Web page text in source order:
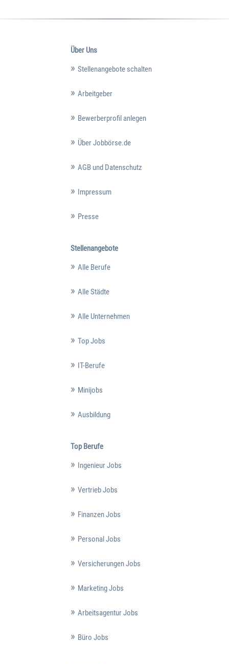
Über Uns
Stellenangebote schalten
Arbeitgeber
Bewerberprofil anlegen
Über Jobbörse.de
AGB und Datenschutz
Impressum
Presse
Stellenangebote
Alle Berufe
Alle Städte
Alle Unternehmen
Top Jobs
IT-Berufe
Minijobs
Ausbildung
Top Berufe
Ingenieur Jobs
Vertrieb Jobs
Finanzen Jobs
Personal Jobs
Versicherungen Jobs
Marketing Jobs
Arbeitsagentur Jobs
Büro Jobs